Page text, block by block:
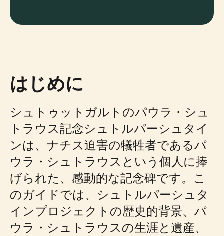
はじめに
シュトゥットガルトのパウラ・シュ
トラウス記念シュトルパーシュタイ
ンは、ナチス迫害の犠牲者であるパ
ウラ・シュトラウスという個人に捧
げられた、感動的な記念碑です。こ
のガイドでは、シュトルパーシュタ
インプロジェクトの歴史的背景、パ
ウラ・シュトラウスの生涯と遺産、